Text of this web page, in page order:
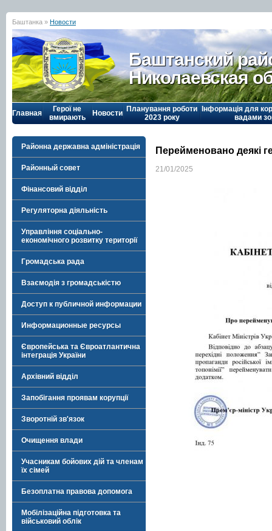
Баштанка » Новости
Баштанский
Николаевская
Главная
Герої не
вмирають
Новости Планування роботи
2023 року
Інформація для
вадами
Районна державна адміністрація
Районный совет
Фінансовий відділ
Регуляторна діяльність
Управління соціально-
економічного розвитку території
Громадська рада
Взаємодія з громадськістю
Доступ к публичной информации
Информационные ресурсы
Європейська та Євроатлантична
інтеграція України
Архівний відділ
Запобігання проявам корупції
Зворотній зв'язок
Очищення влади
Учасникам бойових дій та членам
їх сімей
Безоплатна правова допомога
Мобілізаційна підготовка та
військовий облік
Перейменовано деякі
21/01/2025